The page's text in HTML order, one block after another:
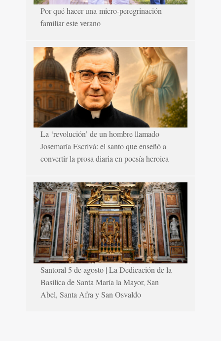
Por qué hacer una micro-peregrinación
familiar este verano
La ‘revolución’ de un hombre llamado
Josemaría Escrivá: el santo que enseñó a
convertir la prosa diaria en poesía heroica
Santoral 5 de agosto | La Dedicación de la
Basílica de Santa María la Mayor, San
Abel, Santa Afra y San Osvaldo